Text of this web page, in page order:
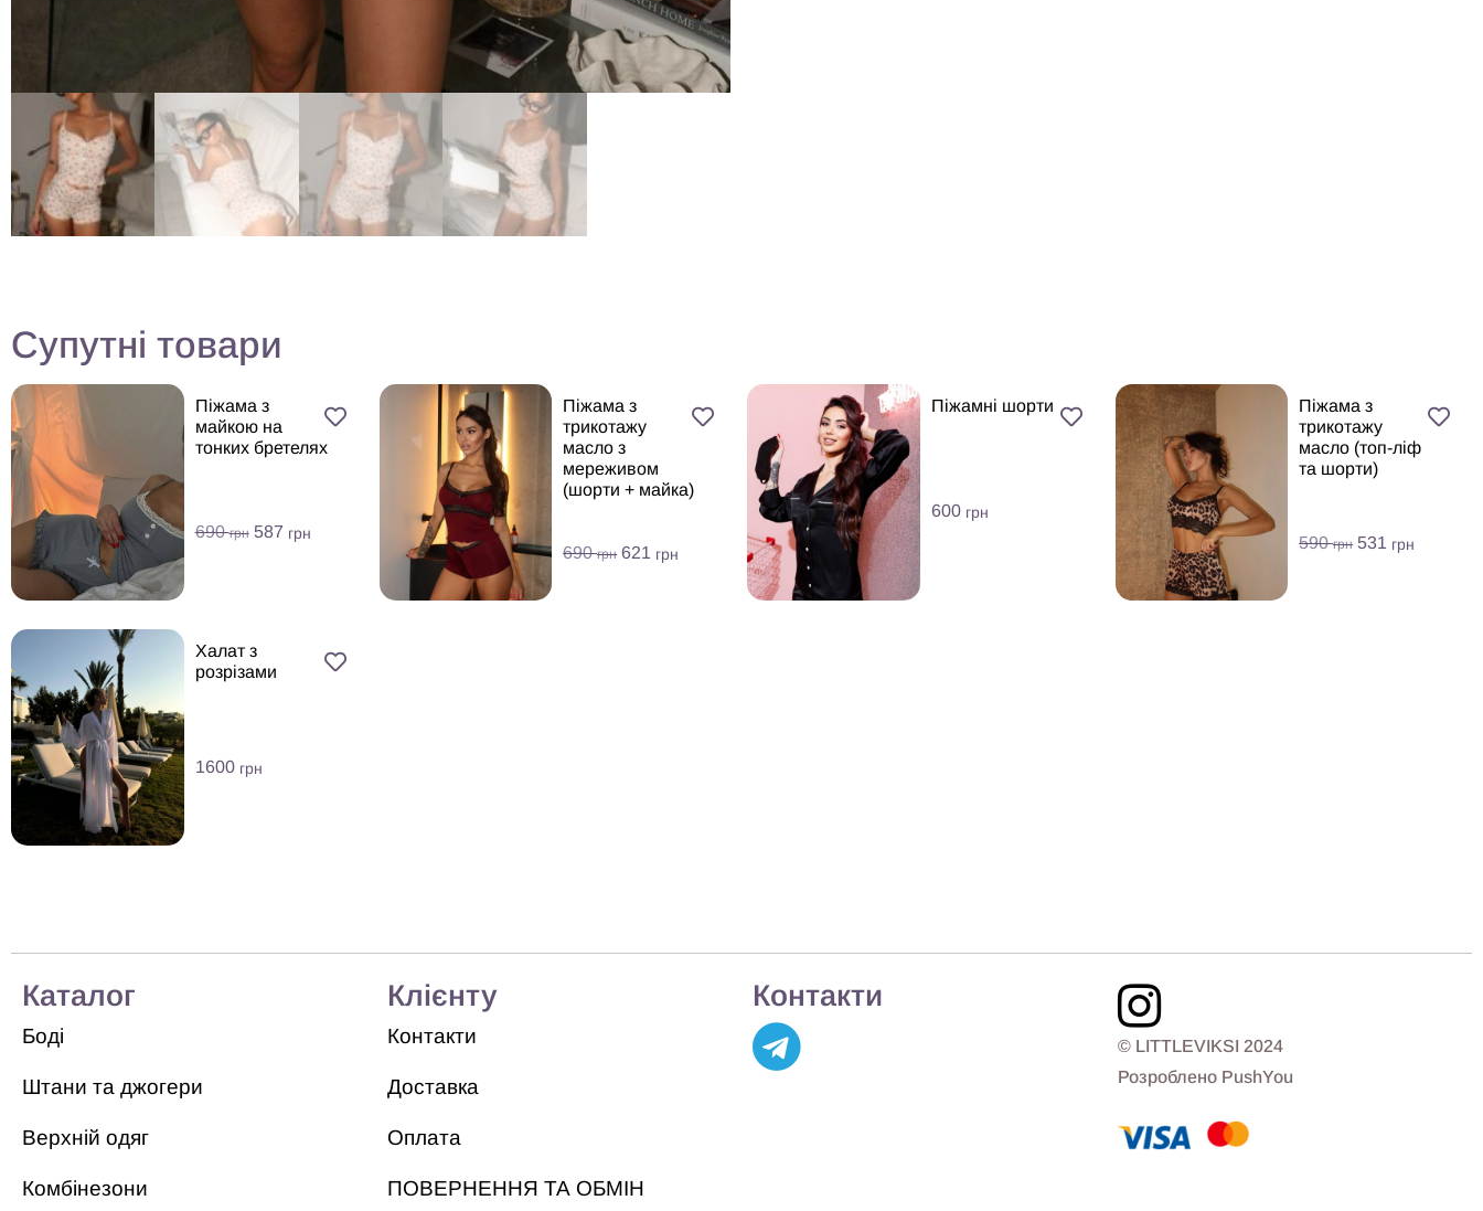
Супутні товари
Піжама з
майкою на
тонких бретелях
690грн 587 грн
Піжама з
трикотажу
масло з
мереживом
(шорти + майка)
690грн 621 грн
Піжамні шорти
600 грн
Піжама з
трикотажу
масло (топ-ліф
та шорти)
590грн 531 грн
Халат з
розрізами
1600 грн
Каталог
Боді
Штани та джогери
Верхній одяг
Комбінезони
Клієнту
Контакти
Доставка
Оплата
ПОВЕРНЕННЯ ТА ОБМІН
Контакти
© LITTLEVIKSI 2024
Розроблено PushYou